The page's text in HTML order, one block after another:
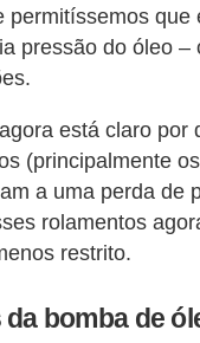
permitíssemos que
pressão do óleo –
está claro por
(principalmente
a uma perda de
rolamentos
restrito.
bomba de